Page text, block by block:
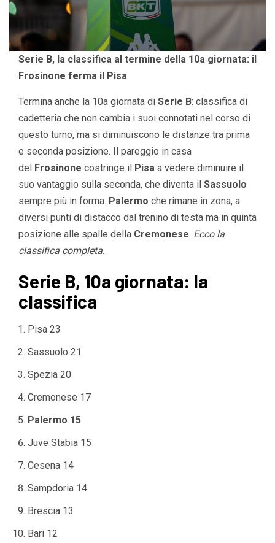
Serie B, la classifica al termine della 10a giornata: il
Frosinone ferma il Pisa
Termina anche la 10a giornata di Serie B: classifica di
cadetteria che non cambia i suoi connotati nel corso di
questo turno, ma si diminuiscono le distanze tra prima
e seconda posizione. Il pareggio in casa
del Frosinone costringe il Pisa a vedere diminuire il
suo vantaggio sulla seconda, che diventa il Sassuolo
sempre più in forma. Palermo che rimane in zona, a
diversi punti di distacco dal trenino di testa ma in quinta
posizione alle spalle della Cremonese. Ecco la
classifica completa.
Serie B, 10a giornata: la
classifica
Pisa 23
Sassuolo 21
Spezia 20
Cremonese 17
Palermo 15
Juve Stabia 15
Cesena 14
Sampdoria 14
Brescia 13
Bari 12